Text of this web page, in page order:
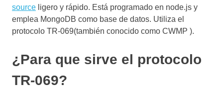
source ligero y rápido. Está programado en node.js y
emplea MongoDB como base de datos. Utiliza el
protocolo TR-069(también conocido como CWMP ).
¿Para que sirve el protocolo
TR-069?